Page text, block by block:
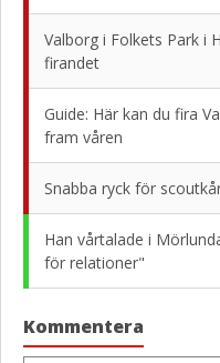
Valborg i Folkets Park i
firandet
Guide: Här kan du fira
fram våren
Snabba ryck för
Han vårtalade i
för relationer"
Kommentera